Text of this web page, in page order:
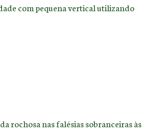
com pequena vertical utilizando
rochosa nas falésias sobranceiras às